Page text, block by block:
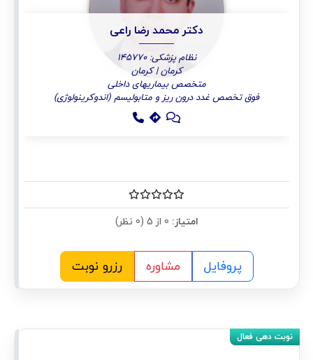
دکتر محمد رضا راعی
نظام پزشکی: 145770
کرمان | کرمان
متخصص بیماریهای داخلی
فوق تخصص غدد درون ریز و متابولیسم (اندوکرینولوژی)
امتیاز:
پروفایل مشاوره رزرو نوبت